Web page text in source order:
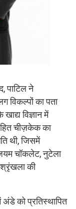
पाटिल ने
विकल्पों का पता
विज्ञान में
चीज़केक का
थी, जिसमें
चॉकलेट, नुटेला
की
अंडे को प्रतिस्थापित